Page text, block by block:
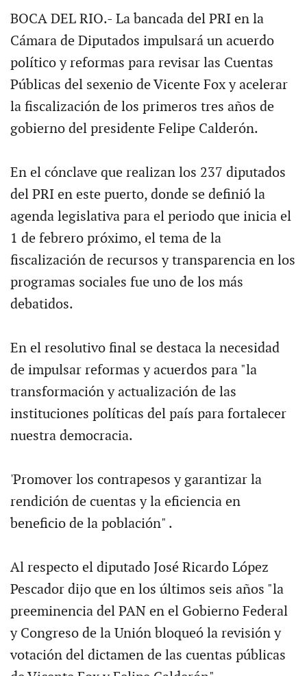
BOCA DEL RIO.- La bancada del PRI en la
Cámara de Diputados impulsará un acuerdo
político y reformas para revisar las Cuentas
Públicas del sexenio de Vicente Fox y acelerar
la fiscalización de los primeros tres años de
gobierno del presidente Felipe Calderón.
En el cónclave que realizan los 237 diputados
del PRI en este puerto, donde se definió la
agenda legislativa para el periodo que inicia el
1 de febrero próximo, el tema de la
fiscalización de recursos y transparencia en los
programas sociales fue uno de los más
debatidos.
En el resolutivo final se destaca la necesidad
de impulsar reformas y acuerdos para "la
transformación y actualización de las
instituciones políticas del país para fortalecer
nuestra democracia.
'Promover los contrapesos y garantizar la
rendición de cuentas y la eficiencia en
beneficio de la población" .
Al respecto el diputado José Ricardo López
Pescador dijo que en los últimos seis años "la
preeminencia del PAN en el Gobierno Federal
y Congreso de la Unión bloqueó la revisión y
votación del dictamen de las cuentas públicas